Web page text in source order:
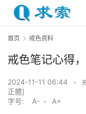
首页 戒色资料
戒色笔记心得
2024-11-11 06:44 •
正體]
字号:
A- • A+